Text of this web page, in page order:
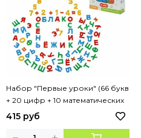
Набор "Первые уроки" (66 букв
+ 20 цифр + 10 математических
знаков) (в коробке)
415 руб